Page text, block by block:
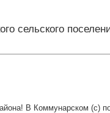
сельского
В Коммунарском (с)